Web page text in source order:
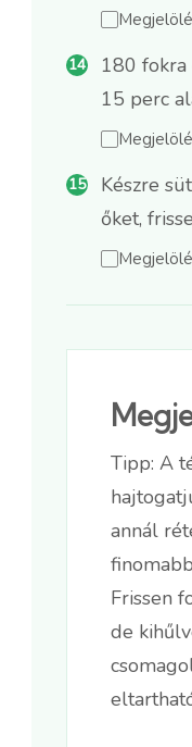
180
15 perc
Készre
őket,
Tipp: A
annál
Frissen
de